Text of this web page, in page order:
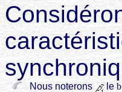
Nous noterons le b